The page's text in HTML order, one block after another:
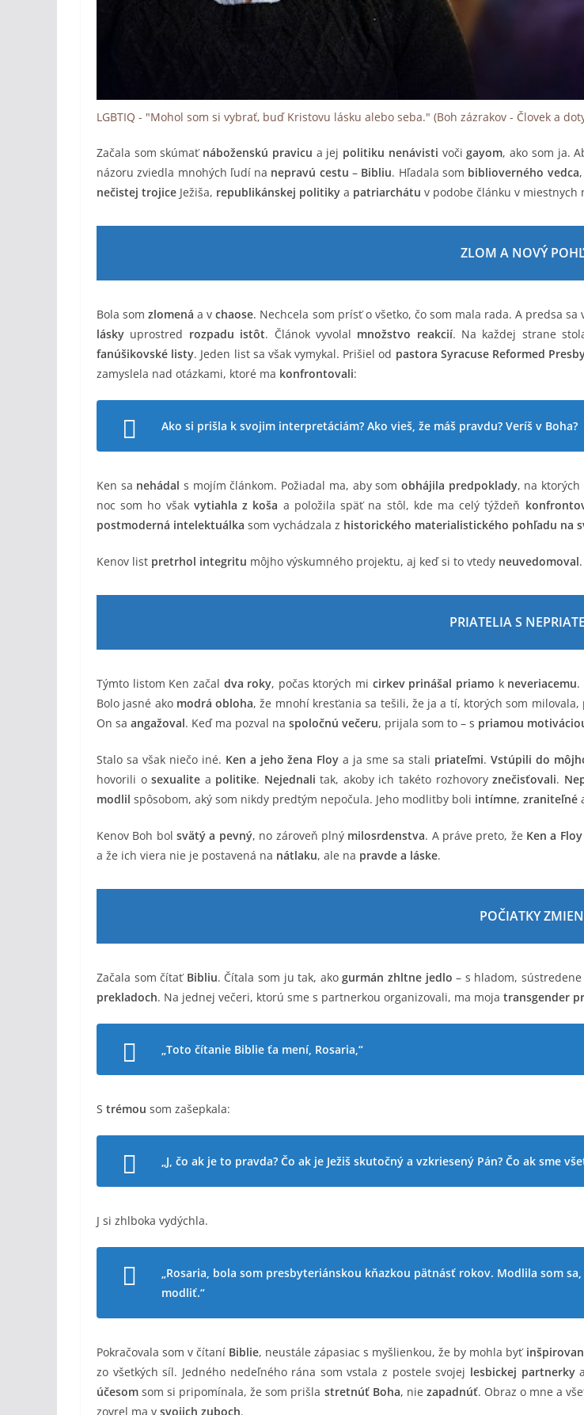
LGBTIQ - "Mohol som si vybrať, buď Kristovu lásku alebo seba." (Boh zázrakov - Človek a
Začala som skúmať náboženskú pravicu a jej politiku nenávisti vočigayom, ako som ja.
názoru zviedla mnohých ľudí na nepravú cestu – Bibliu. Hľadala som biblioverného vedca
nečistej trojice Ježiša, republikánskej politiky a patriarchátu v podobe článku v miestnych
ZLOM A NOVÝ
Bola somzlomená a vchaose. Nechcela som prísť o všetko, čo som mala rada. A predsa sa
lásky uprostred rozpadu istôt. Článok vyvolal množstvo reakcií. Na každej strane
fanúšikovské listy. Jeden list sa však vymykal. Prišiel od pastora Syracuse Reformed
zamyslela nad otázkami, ktoré ma konfrontovali:
Ako si prišla k svojim interpretáciám? Ako vieš, že máš pravdu? Veríš v Boha?
Ken sa nehádal s mojím článkom. Požiadal ma, aby som obhájila predpoklady, na ktorých
noc som ho však vytiahla z koša a položila späť na stôl, kde ma celý týždeň
postmoderná intelektuálka som vychádzala z historického materialistického pohľadu na
Kenov list pretrhol integritu môjho výskumného projektu, aj keď si to vtedy neuvedomoval.
PRIATELIA S
Týmto listom Ken začal dva roky, počas ktorých mi cirkev prinášal priamo k neveriacemu.
Bolo jasné ako modrá obloha, že mnohí kresťania sa tešili, že ja a tí, ktorých som milovala,
On sa angažoval. Keď ma pozval na spoločnú večeru, prijala som to – s priamou
Stalo sa však niečo iné. Ken a jeho žena Floy a ja sme sa stali priateľmi. Vstúpili do
hovorili osexualite a politike. Nejednali tak, akoby ich takéto rozhovoryznečisťovali.
modlil spôsobom, aký som nikdy predtým nepočula. Jeho modlitby boli intímne, zraniteľné
Kenov Boh bolsvätý a pevný, no zároveň plný milosrdenstva. A práve preto, že Ken a
a že ich viera nie je postavená na nátlaku, ale na pravde a láske.
POČIATKY ZMIEN
Začala som čítať Bibliu. Čítala som ju tak, akogurmán zhltne jedlo – s hladom,
prekladoch. Na jednej večeri, ktorú sme s partnerkou organizovali, ma moja transgender
„Toto čítanie Biblie ťa mení, Rosaria,“
S trémou som zašepkala:
„J, čo ak je to pravda? Čo ak je Ježiš skutočný a vzkriesený Pán? Čo ak sme
J si zhlboka vydýchla.
„Rosaria, bola som presbyteriánskou kňazkou pätnásť rokov. Modlila som
modliť.“
Pokračovala som v čítaní Biblie, neustále zápasiac s myšlienkou, že by mohla byť
zo všetkých síl. Jedného nedeľného rána som vstala z postele svojej lesbickej partnerky
účesom som si pripomínala, že som prišla stretnúť Boha, nie zapadnúť. Obraz o mne a
zovrel ma v svojich zuboch.